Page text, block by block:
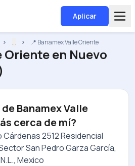
Aplicar
... 📍 Banamex Valle Oriente
Orienteen Nuevo
Banamex Valle
cerca de mí?
Cárdenas 2512 Residencial
San Pedro Garza García,
Mexico